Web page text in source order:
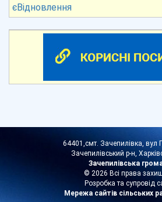
єВідновлення
64401,смт. Зачепилівка, вул
Зачепилівський р-н,
Зачепилівська
© 2026 Всі права
Розробка та супровід
Мережа сайтів сільських